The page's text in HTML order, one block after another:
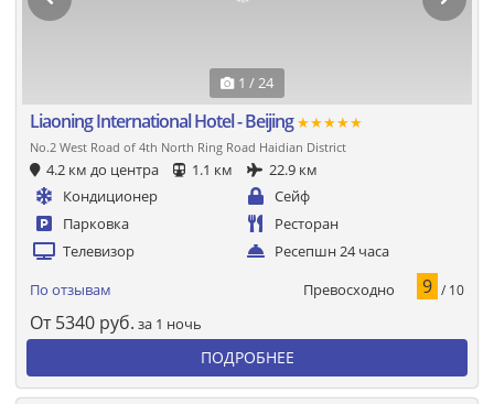
1 / 24
Liaoning International Hotel - Beijing★★★★★
No.2 West Road of 4th North Ring Road Haidian District
4.2 км до центра 1.1 км
22.9 км
Кондиционер
Сейф
Парковка
Ресторан
Телевизор
Ресепшн 24 часа
По отзывам Превосходно 9 / 10
От 5340 руб. за 1 ночь
ПОДРОБНЕЕ